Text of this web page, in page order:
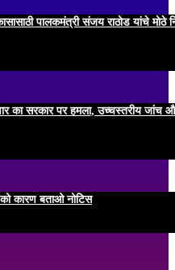
पालकमंत्री संजय राठोड यांचे मोठे
का सरकार पर हमला, उच्चस्तरीय जांच
कारण बताओ नोटिस